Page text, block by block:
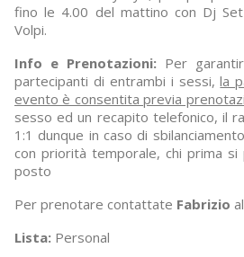
fino le 4.00 del mattino con Dj Set
Volpi.
Info e Prenotazioni: Per
partecipanti di entrambi i sessi,la
evento è consentita previa
sesso ed un recapito telefonico, il
1:1 dunque in caso di
con priorità temporale, chi prima
posto
Per prenotare contattate Fabrizio
Lista: Personal